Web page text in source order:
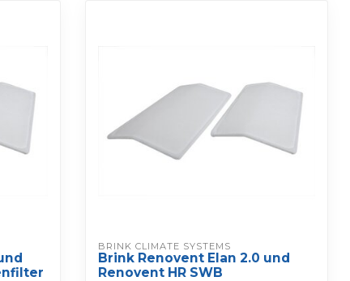
BRINK CLIMATE SYSTEMS
Brink Renovent Elan 2.0 und
Renovent HR SWB